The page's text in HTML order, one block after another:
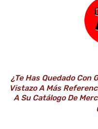
¿Te Has Quedado Con
Vistazo A Más
A Su Catálogo De